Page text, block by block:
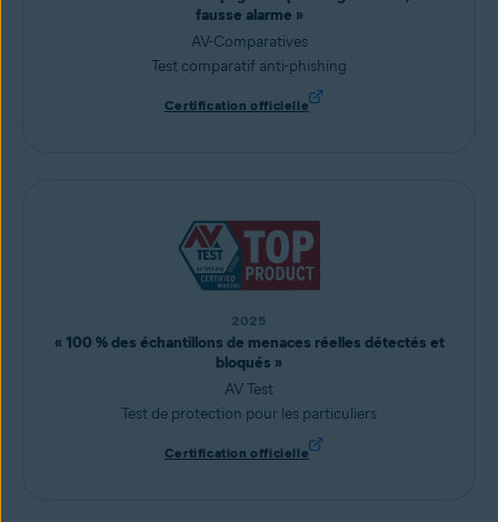
fausse alarme »
AV-Comparatives
Test comparatif anti-phishing
Certification officielle
2025
« 100 % des échantillons de menaces réelles détectés et
bloqués »
AV Test
Test de protection pour les particuliers
Certification officielle